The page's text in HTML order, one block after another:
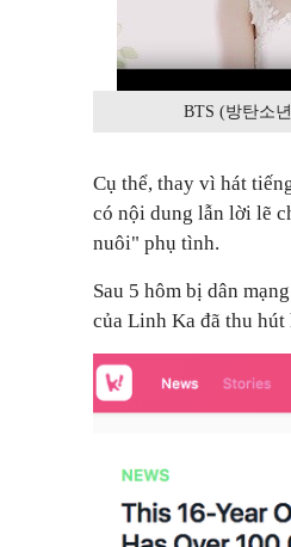
BTS (방탄소
Cụ thể, thay vì hát
có nội dung lẫn lời lẽ
nuôi" phụ tình.
Sau 5 hôm bị dân
của Linh Ka đã thu